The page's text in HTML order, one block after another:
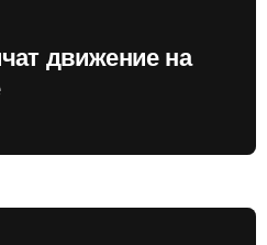
движение на